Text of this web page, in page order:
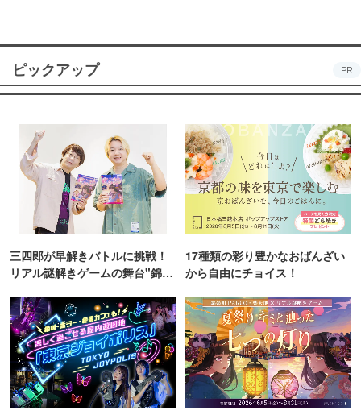
ピックアップ PR
三四郎が早解きバトルに挑戦！
リアル謎解きゲームの舞台"錦糸
17種類の彩り豊かなおばんざい
から自由にチョイス！